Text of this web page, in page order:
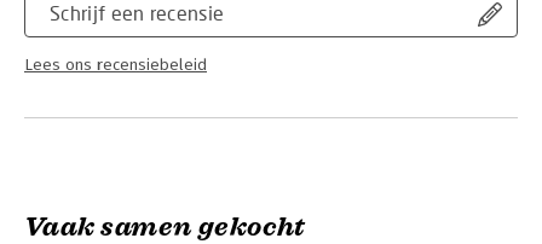
Schrijf een recensie
Lees ons recensiebeleid
Vaak samen gekocht